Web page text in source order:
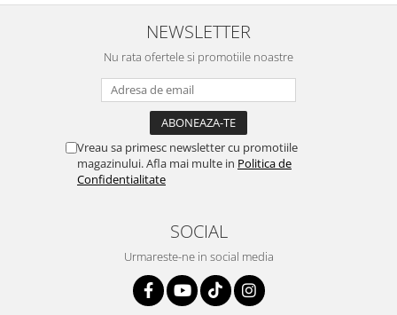
NEWSLETTER
Nu rata ofertele si promotiile noastre
Vreau sa primesc newsletter cu promotiile
magazinului. Afla mai multe in Politica de
Confidentialitate
SOCIAL
Urmareste-ne in social media